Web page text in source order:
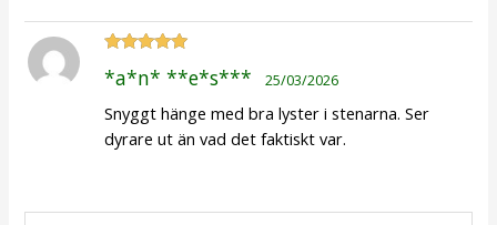
5av 5
*a*n* **e*s*** 25/03/2026
Snyggt hänge med bra lyster i stenarna. Ser
dyrare ut än vad det faktiskt var.